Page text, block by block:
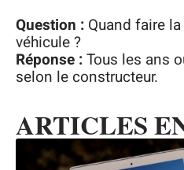
Question : Quand faire
véhicule ?
Réponse :Tous les ans
selon le constructeur.
ARTICLES